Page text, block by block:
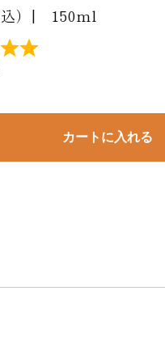
込）| 150ml